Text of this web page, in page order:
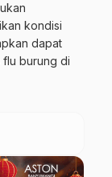
kondisi
dapat
burung di